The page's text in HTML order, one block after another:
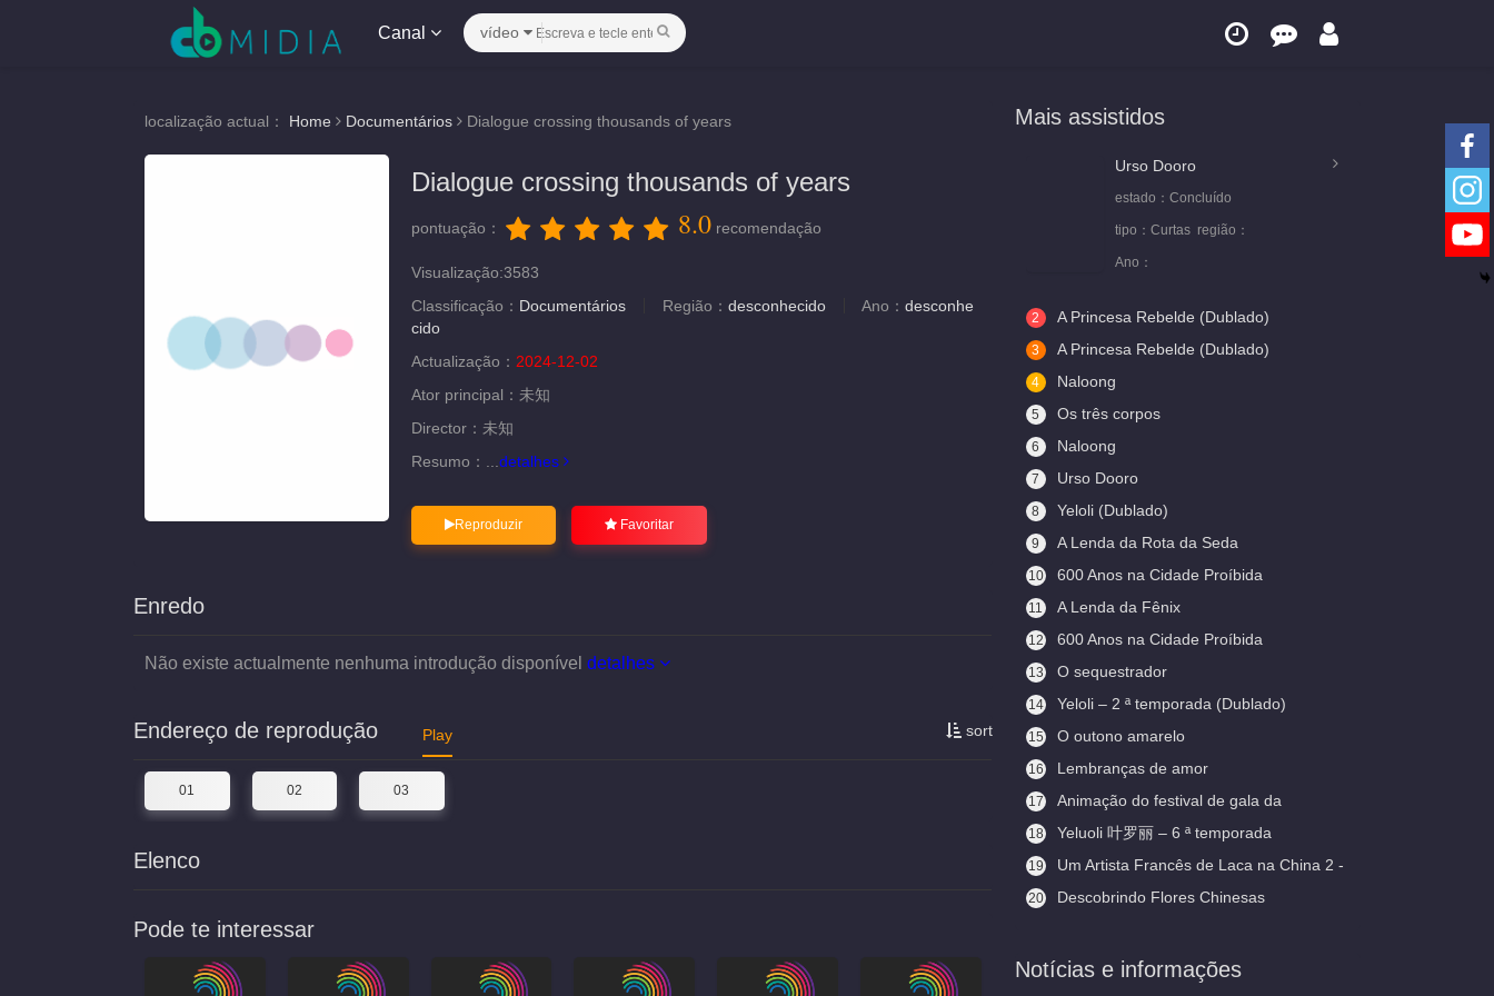
Canal vídeo
localização actual： Home Documentários Dialogue crossing thousands of years
Dialogue crossing thousands of years
pontuação： 8.0 recomendação
Visualização:3583
Classificação： Documentários Região： desconhecido Ano： desconhe
cido
Actualização： 2024-12-02
Ator principal： 未知
Director： 未知
Resumo：
detalhes
Reproduzir Favoritar
Enredo
Não existe actualmente nenhuma introdução disponível detalhes
sort
Endereço de reprodução Play
01 02 03
Elenco
Pode te interessar
Mais assistidos
Urso Dooro
estado： Concluído
tipo： Curtas região：
Ano：
2 A Princesa Rebelde (Dublado)
3 A Princesa Rebelde (Dublado)
4 Naloong
5 Os três corpos
6 Naloong
7 Urso Dooro
8 Yeloli (Dublado)
9 A Lenda da Rota da Seda
10
600 Anos na Cidade Proíbida
(Legendado)
11 A Lenda da Fênix
12 600 Anos na Cidade Proíbida
13 O sequestrador
14 Yeloli – 2 ª temporada (Dublado)
15 O outono amarelo
16 Lembranças de amor
17
Animação do festival de gala da
primavera
18
Yeluoli 叶罗丽 – 6 ª temporada
(Legendado)
19
Um Artista Francês de Laca na China 2 -
Aceitando Aprendizes
20
Descobrindo Flores Chinesas
Notícias e informações